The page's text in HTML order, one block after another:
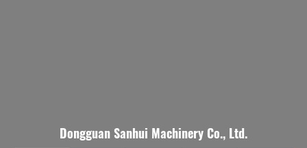
Dongguan Sanhui Machinery Co., Ltd.